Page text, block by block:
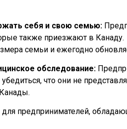
себя и свою семью:
также приезжают в Канаду.
семьи и ежегодно
обследование:
что они не
для предпринимателей,